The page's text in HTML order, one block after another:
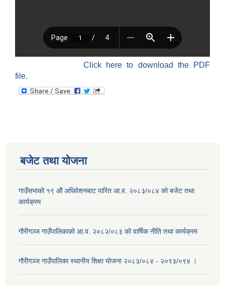
Click here to download the PDF
file.
बजेट तथा याेजना
गाउँसभाको १९ औं अधिवेशनबाट पारित आ.व. २०८३/०८४ को बजेट तथा
कार्यक्रम
गौरीगञ्ज गाउँपालिकाको आ.व. २०८२/०८३ को वार्षिक नीति तथा कार्यक्रम
गौरीगञ्ज गाउँपालिका स्थानीय शिक्षा योजना २०८३/०८४ - २०९३/०९४ ।